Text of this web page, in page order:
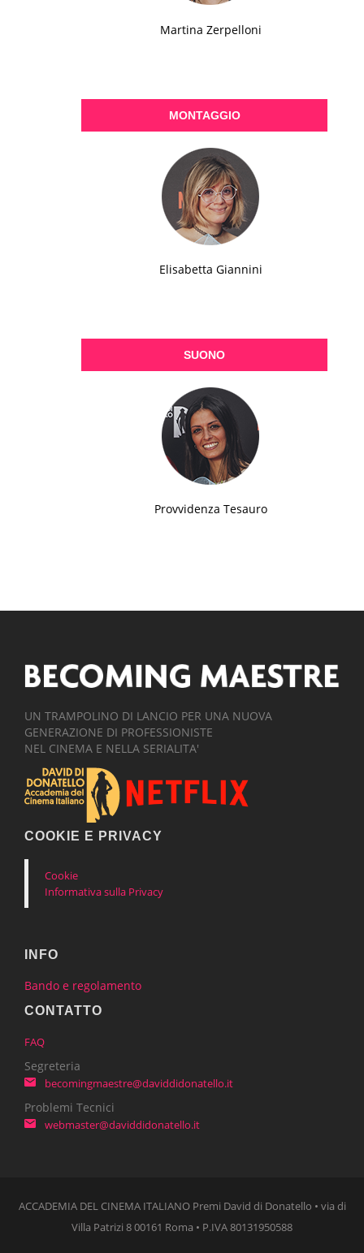
Martina Zerpelloni
MONTAGGIO
Elisabetta Giannini
SUONO
Provvidenza Tesauro
UN TRAMPOLINO DI LANCIO PER UNA NUOVA
GENERAZIONE DI PROFESSIONISTE
NEL CINEMA E NELLA SERIALITA'
COOKIE E PRIVACY
Cookie
Informativa sulla Privacy
INFO
Bando e regolamento
CONTATTO
FAQ
Segreteria
becomingmaestre@daviddidonatello.it
Problemi Tecnici
webmaster@daviddidonatello.it
ACCADEMIA DEL CINEMA ITALIANO Premi David di Donatello • via di
Villa Patrizi 8 00161 Roma • P.IVA 80131950588